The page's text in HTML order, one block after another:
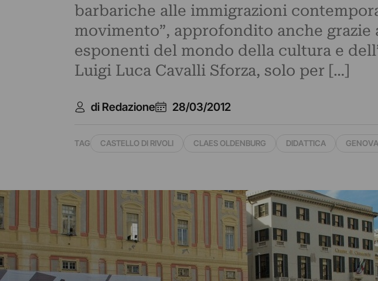
barbariche alle immigrazioni
movimento”, approfondito anche
esponenti del mondo della cultura e
Luigi Luca Cavalli Sforza, solo per […]
di Redazione 28/03/2012
TAG CASTELLO DI RIVOLI CLAES OLDENBURG DIDATTICA GENOVA